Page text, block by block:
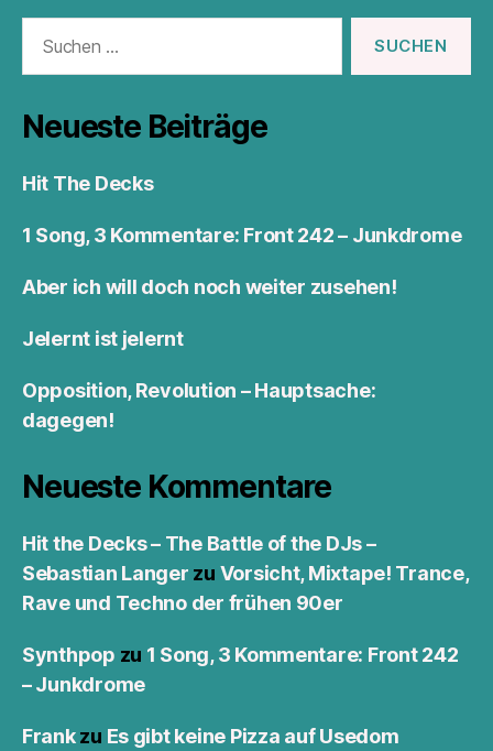
nach:
Neueste Beiträge
Hit The Decks
1 Song, 3 Kommentare: Front 242 – Junkdrome
Aber ich will doch noch weiter zusehen!
Jelernt ist jelernt
Opposition, Revolution – Hauptsache:
dagegen!
Neueste Kommentare
Hit the Decks – The Battle of the DJs –
Sebastian Langer zu Vorsicht, Mixtape! Trance,
Rave und Techno der frühen 90er
Synthpop zu 1 Song, 3 Kommentare: Front 242
– Junkdrome
Frankzu Es gibt keine Pizza auf Usedom